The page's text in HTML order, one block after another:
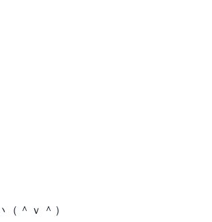
＾ｖ＾）